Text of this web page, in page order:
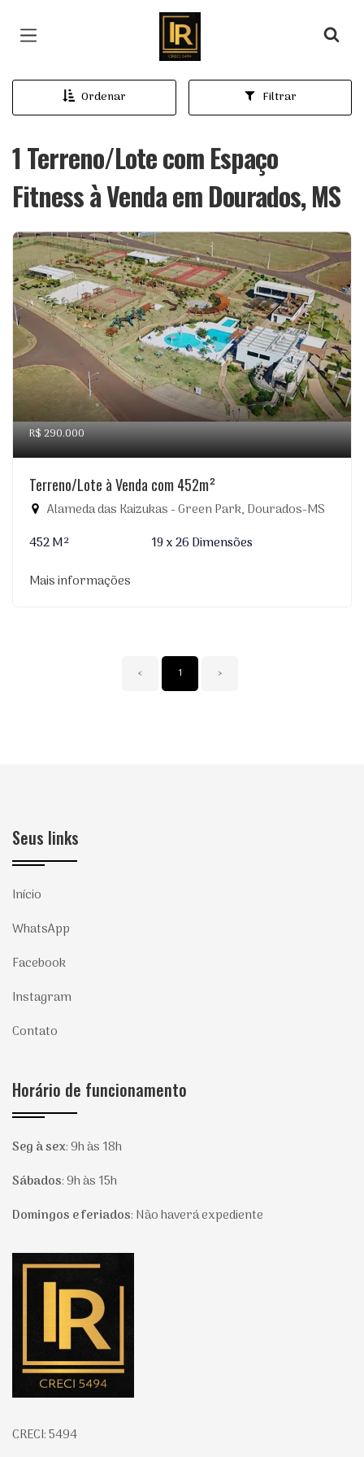
Página inicial
Ordenar Filtrar
1 Terreno/Lote com Espaço
Fitness à Venda em Dourados, MS
R$ 290.000
Terreno/Lote à Venda com 452m²
Alameda das Kaizukas - Green Park, Dourados-MS
452 M²
19 x 26 Dimensões
Mais informações
‹ 1 ›
Seus links
Início
WhatsApp
Facebook
Instagram
Contato
Horário de funcionamento
Seg à sex:9h às 18h
Sábados:9h às 15h
Domingos e feriados: Não haverá expediente
Página inicial
CRECI: 5494